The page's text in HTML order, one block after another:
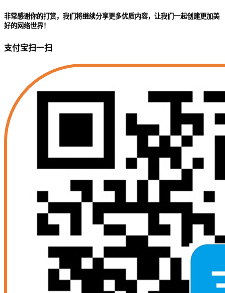
非常感谢你的打赏，我们将继续分享更多优质内容，让我们一起创建更加美
好的网络世界！
支付宝扫一扫